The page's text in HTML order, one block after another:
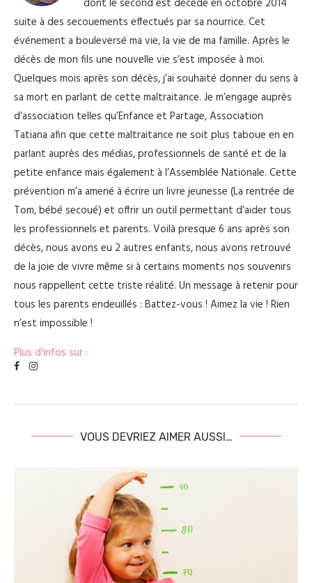
suite à des secouements effectués par sa nourrice. Cet
événement a bouleversé ma vie, la vie de ma famille. Après le
décès de mon fils une nouvelle vie s’est imposée à moi.
Quelques mois après son décès, j’ai souhaité donner du sens à
sa mort en parlant de cette maltraitance. Je m’engage auprès
d’association telles qu’Enfance et Partage, Association
Tatiana afin que cette maltraitance ne soit plus taboue en en
parlant auprès des médias, professionnels de santé et de la
petite enfance mais également à l’Assemblée Nationale. Cette
prévention m’a amené à écrire un livre jeunesse (La rentrée de
Tom, bébé secoué) et offrir un outil permettant d’aider tous
les professionnels et parents. Voilà presque 6 ans après son
décès, nous avons eu 2 autres enfants, nous avons retrouvé
de la joie de vivre même si à certains moments nos souvenirs
nous rappellent cette triste réalité. Un message à retenir pour
tous les parents endeuillés : Battez-vous ! Aimez la vie ! Rien
n’est impossible !
Plus d'infos sur :
VOUS DEVRIEZ AIMER AUSSI…